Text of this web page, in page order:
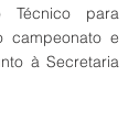
Técnico para
campeonato e
à Secretaria